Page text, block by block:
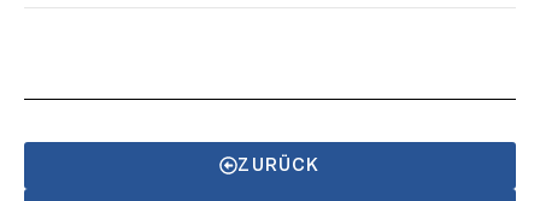
ZURÜCK